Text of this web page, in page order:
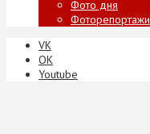
Фото дня
Фоторепортажи
VK
ОК
Youtube